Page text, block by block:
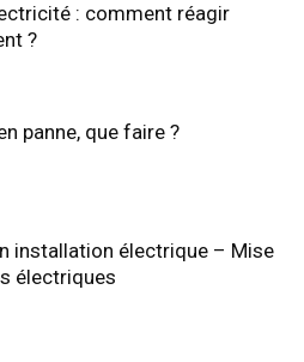
: comment réagir
?
panne, que faire ?
installation électrique – Mise
électriques